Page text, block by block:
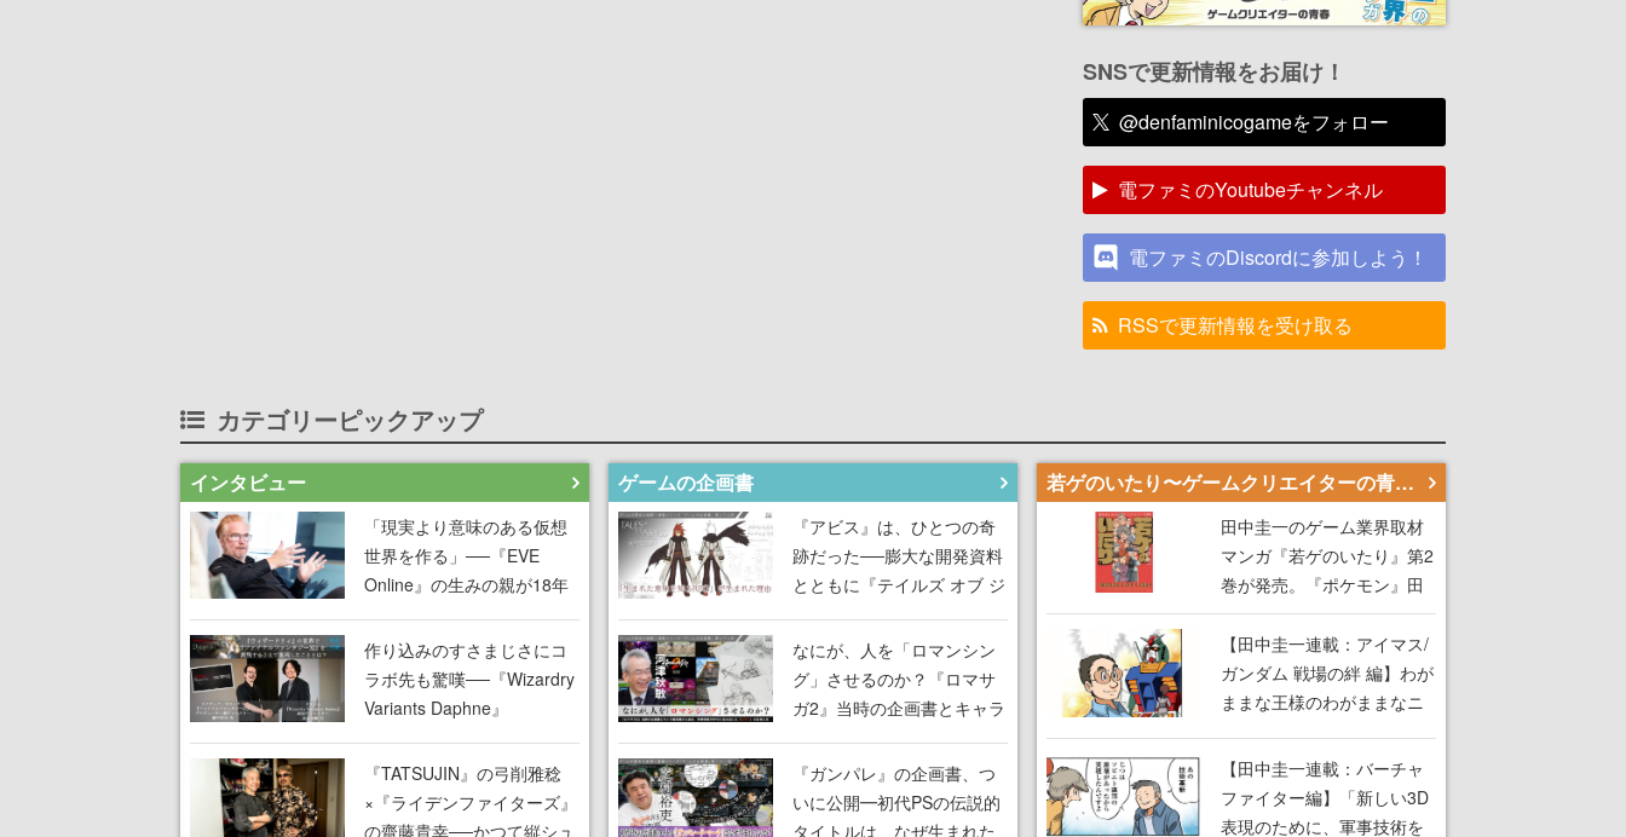
SNSで更新情報をお届け！
@denfaminicogameをフォロー
電ファミのYoutubeチャンネル
電ファミのDiscordに参加しよう！
RSSで更新情報を受け取る
カテゴリーピックアップ
インタビュー
「現実より意味のある仮想
世界を作る」──『EVE
Online』の生みの親が18年
掲げ続ける”クレイジーな宣
言”は、比喩ではなく本気だ
った
作り込みのすさまじさにコ
ラボ先も驚嘆──『Wizardry
Variants Daphne』
×『FFXI』コラボが期間限
定なのにジョブもキャラも
武器も戦闘システムもワン
オフで作り込まれた理由を
『TATSUJIN』の弓削雅稔
×『ライデンファイターズ』
の齋藤貴幸──かつて縦シュ
ゲームの企画書
『アビス』は、ひとつの奇
跡だった──膨大な開発資料
とともに『テイルズ オブ ジ
アビス』開発陣に聞く、
「生まれた意味を知る
RPG」が生まれた理由【ゲ
ームの企画書】
なにが、人を「ロマンシン
グ」させるのか？『ロマサ
ガ2』当時の企画書とキャラ
設定画から迫る、河津秋敏
がRPGに生み出した「ロマ
ン」の正体とは【ゲームの
企画書】
『ガンパレ』の企画書、つ
いに公開━初代PSの伝説的
タイトルは、なぜ生まれた
若ゲのいたり〜ゲームクリエイターの青春〜
田中圭一のゲーム業界取材
マンガ『若ゲのいたり』第2
巻が発売。『ポケモン』田
尻智さん、『ゼビウス』遠
藤雅伸さんらの貴重なエピ
ソードを収録
【田中圭一連載：アイマス/
ガンダム 戦場の絆 編】わが
ままな王様のわがままなニ
朗が貫く姿勢に、ゲームク
リエイターとしての矜持を
見た【若ゲのいたり最終
【田中圭一連載：バーチャ
ファイター編】「新しい3D
表現のために、軍事技術を